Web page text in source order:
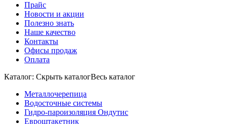
Прайс
Новости и акции
Полезно знать
Наше качество
Контакты
Офисы продаж
Оплата
Каталог: Cкрыть каталогВесь каталог
Металлочерепица
Водосточные системы
Гидро-пароизоляция Ондутис
Евроштакетник